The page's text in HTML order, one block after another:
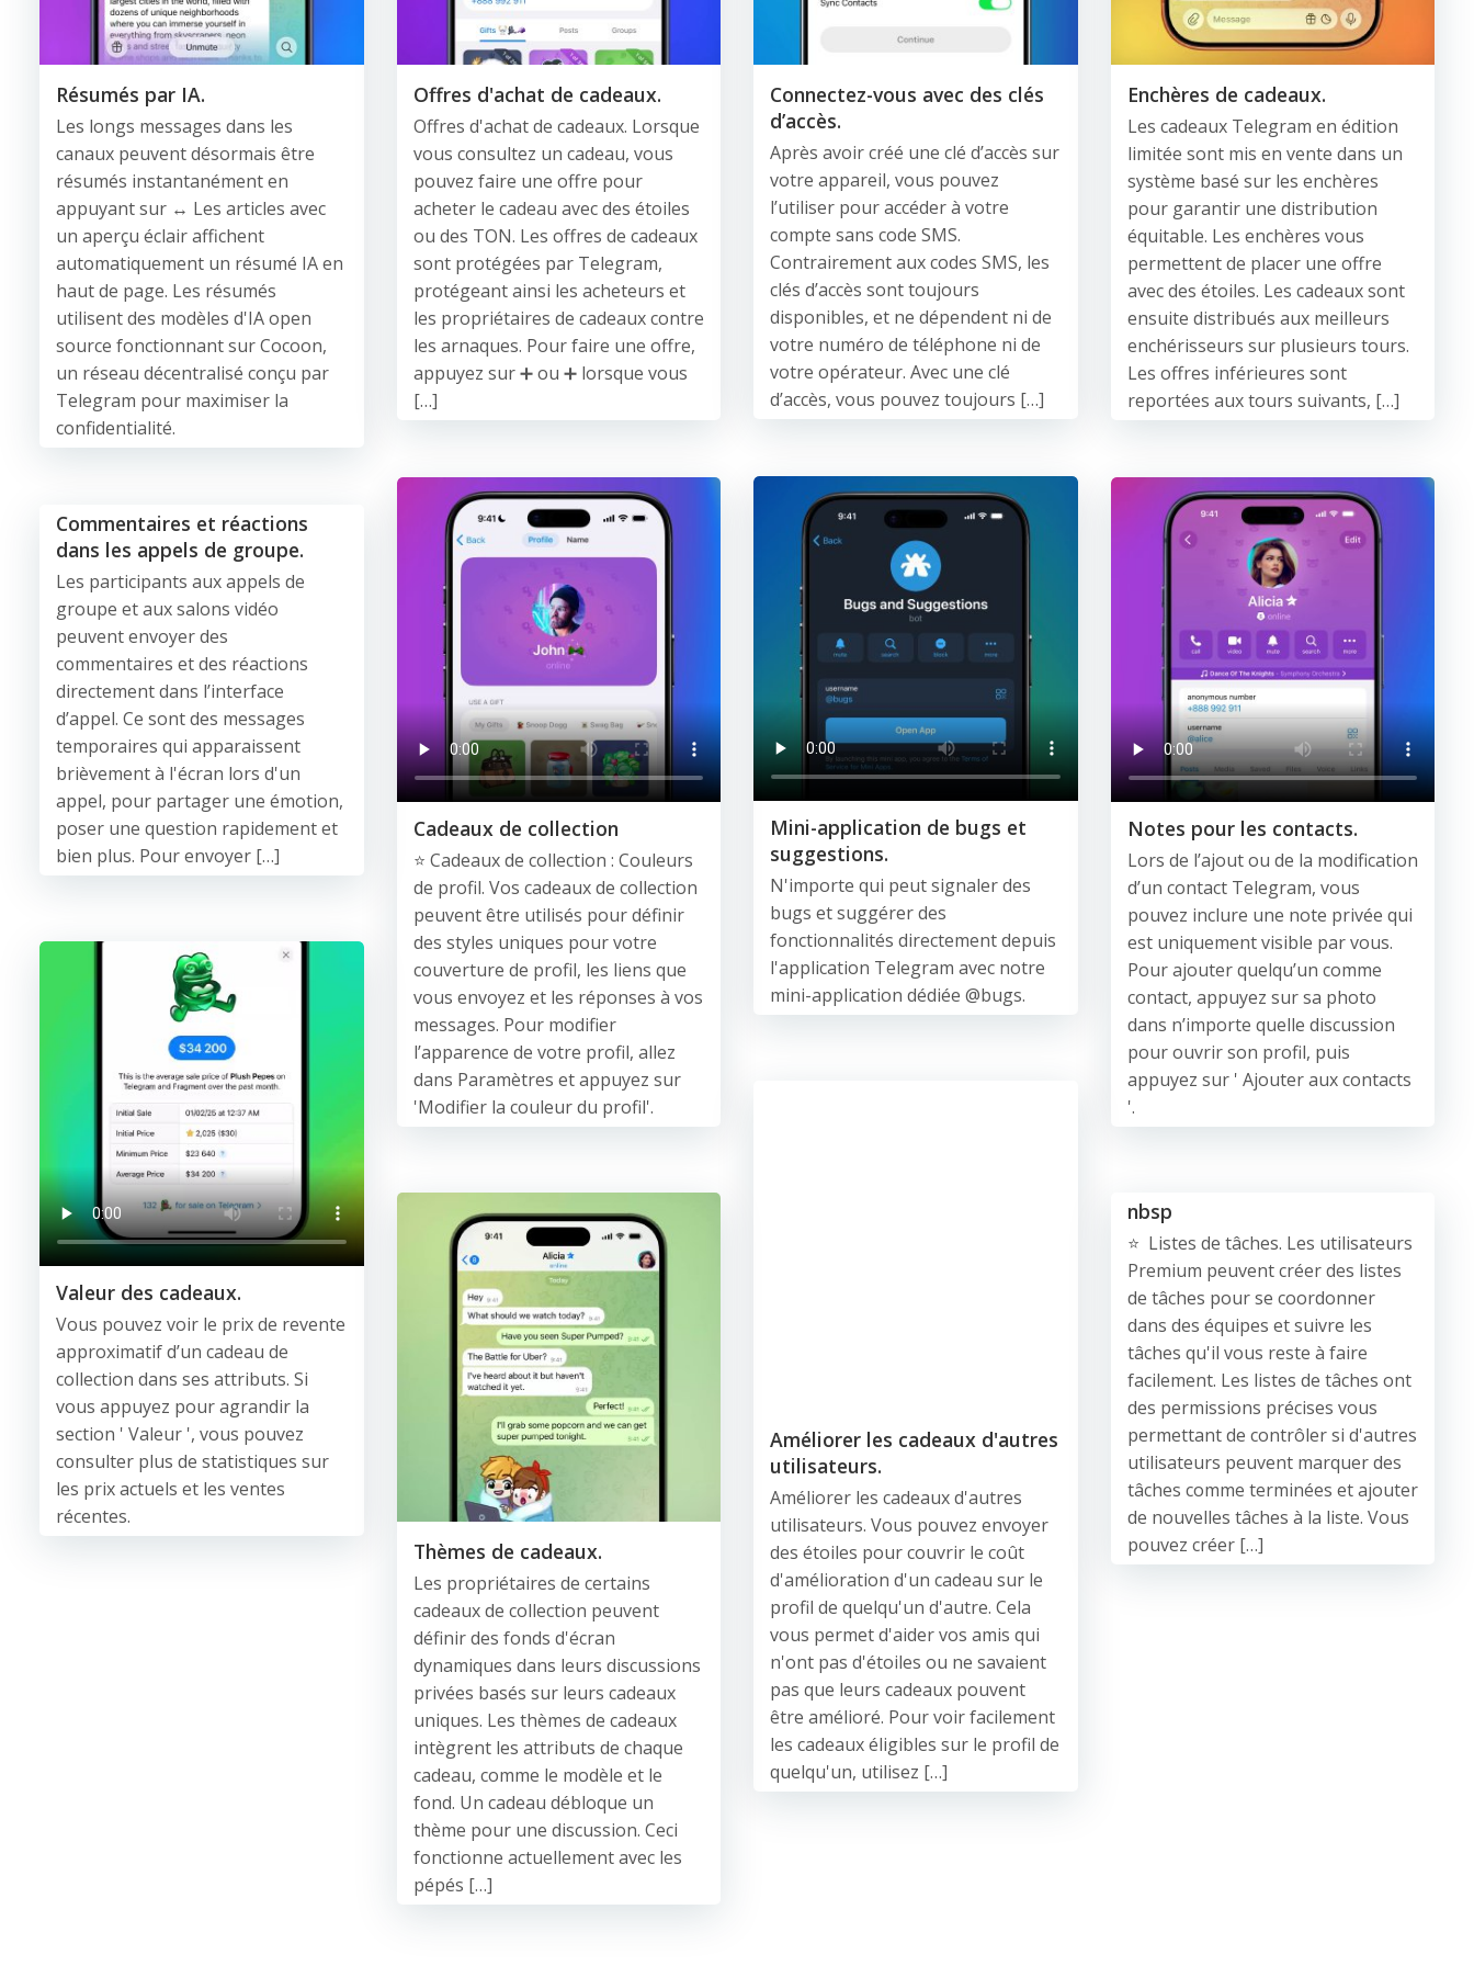
Résumés par IA.
Les longs messages dans les
canaux peuvent désormais être
résumés instantanément en
appuyant sur ↔️ Les articles avec
un aperçu éclair affichent
automatiquement un résumé IA en
haut de page. Les résumés
utilisent des modèles d'IA open
source fonctionnant sur Cocoon,
un réseau décentralisé conçu par
Telegram pour maximiser la
confidentialité.
Offres d'achat de cadeaux.
Offres d'achat de cadeaux. Lorsque
vous consultez un cadeau, vous
pouvez faire une offre pour
acheter le cadeau avec des étoiles
ou des TON. Les offres de cadeaux
sont protégées par Telegram,
protégeant ainsi les acheteurs et
les propriétaires de cadeaux contre
les arnaques. Pour faire une offre,
appuyez sur ➕ ou ➕ lorsque vous
[…]
Connectez-vous avec des clés
d’accès.
Après avoir créé une clé d’accès sur
votre appareil, vous pouvez
l’utiliser pour accéder à votre
compte sans code SMS.
Contrairement aux codes SMS, les
clés d’accès sont toujours
disponibles, et ne dépendent ni de
votre numéro de téléphone ni de
votre opérateur. Avec une clé
d’accès, vous pouvez toujours […]
Enchères de cadeaux.
Les cadeaux Telegram en édition
limitée sont mis en vente dans un
système basé sur les enchères
pour garantir une distribution
équitable. Les enchères vous
permettent de placer une offre
avec des étoiles. Les cadeaux sont
ensuite distribués aux meilleurs
enchérisseurs sur plusieurs tours.
Les offres inférieures sont
reportées aux tours suivants, […]
Mini-application de bugs et
suggestions.
N'importe qui peut signaler des
bugs et suggérer des
fonctionnalités directement depuis
l'application Telegram avec notre
mini-application dédiée @bugs.
Cadeaux de collection
⭐️ Cadeaux de collection : Couleurs
de profil. Vos cadeaux de collection
peuvent être utilisés pour définir
des styles uniques pour votre
couverture de profil, les liens que
vous envoyez et les réponses à vos
messages. Pour modifier
l’apparence de votre profil, allez
dans Paramètres et appuyez sur
'Modifier la couleur du profil'.
Notes pour les contacts.
Lors de l’ajout ou de la modification
d’un contact Telegram, vous
pouvez inclure une note privée qui
est uniquement visible par vous.
Pour ajouter quelqu’un comme
contact, appuyez sur sa photo
dans n’importe quelle discussion
pour ouvrir son profil, puis
appuyez sur ' Ajouter aux contacts
'.
Commentaires et réactions
dans les appels de groupe.
Les participants aux appels de
groupe et aux salons vidéo
peuvent envoyer des
commentaires et des réactions
directement dans l’interface
d’appel. Ce sont des messages
temporaires qui apparaissent
brièvement à l'écran lors d'un
appel, pour partager une émotion,
poser une question rapidement et
bien plus. Pour envoyer […]
Valeur des cadeaux.
Vous pouvez voir le prix de revente
approximatif d’un cadeau de
collection dans ses attributs. Si
vous appuyez pour agrandir la
section ' Valeur ', vous pouvez
consulter plus de statistiques sur
les prix actuels et les ventes
récentes.
Améliorer les cadeaux d'autres
utilisateurs.
Améliorer les cadeaux d'autres
utilisateurs. Vous pouvez envoyer
des étoiles pour couvrir le coût
d'amélioration d'un cadeau sur le
profil de quelqu'un d'autre. Cela
vous permet d'aider vos amis qui
n'ont pas d'étoiles ou ne savaient
pas que leurs cadeaux pouvent
être amélioré. Pour voir facilement
les cadeaux éligibles sur le profil de
quelqu'un, utilisez […]
Thèmes de cadeaux.
Les propriétaires de certains
cadeaux de collection peuvent
définir des fonds d'écran
dynamiques dans leurs discussions
privées basés sur leurs cadeaux
uniques. Les thèmes de cadeaux
intègrent les attributs de chaque
cadeau, comme le modèle et le
fond. Un cadeau débloque un
thème pour une discussion. Ceci
fonctionne actuellement avec les
pépés […]
nbsp
⭐️ Listes de tâches. Les utilisateurs
Premium peuvent créer des listes
de tâches pour se coordonner
dans des équipes et suivre les
tâches qu'il vous reste à faire
facilement. Les listes de tâches ont
des permissions précises vous
permettant de contrôler si d'autres
utilisateurs peuvent marquer des
tâches comme terminées et ajouter
de nouvelles tâches à la liste. Vous
pouvez créer […]